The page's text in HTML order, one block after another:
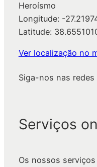
Heroísmo
Longitude: -
Latitude:
Ver localização no
Siga-nos nas redes
Serviços
Os nossos